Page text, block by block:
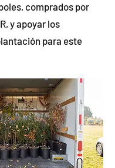
comprados por
y apoyar los
para este